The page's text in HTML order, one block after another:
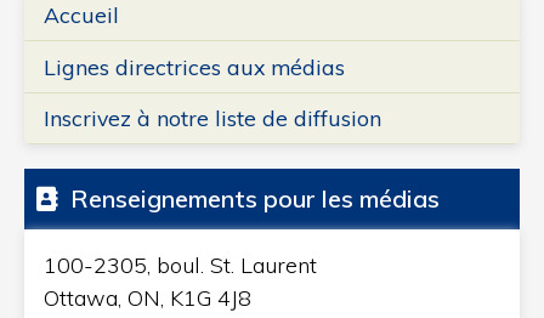
Accueil
Lignes directrices aux médias
Inscrivez à notre liste de diffusion
Renseignements pour les médias
100-2305, boul. St. Laurent
Ottawa, ON, K1G 4J8